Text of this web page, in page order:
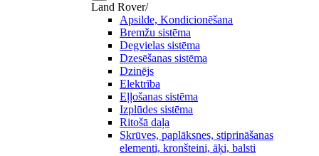
Land Rover/
Apsilde, Kondicionēšana
Bremžu sistēma
Degvielas sistēma
Dzesēšanas sistēma
Dzinējs
Elektrība
Eļļošanas sistēma
Izplūdes sistēma
Ritošā daļa
Skrūves, paplāksnes, stiprināšanas
elementi, kronšteini, āķi, balsti